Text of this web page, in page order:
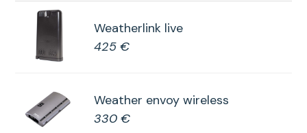
Weatherlink live
425 €
Weather envoy wireless
330 €